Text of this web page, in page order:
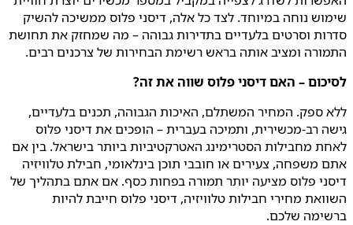
שימוש נוחה במיוחד. לצד כל אלה, דיסני פלוס ממשיכה להשיק
סדרות וסרטים בלעדיים בתדירות גבוהה – מה שמחזק את תחושת
התמורה ומציב אותה בראש רשימת הבחירות של צרכנים רבים.
לסיכום – האם דיסני פלוס שווה את זה?
ללא ספק. המחיר המשתלם, האיכות הגבוהה, תכנים בלעדיים,
גישה רב-מכשירית, ותמיכה בעברית – הופכים את דיסני פלוס
לאחת מחבילות הסטרימינג האטרקטיביות ביותר בישראל. בין אם
אתם משפחה, צעירים או חובבי תוכן בינלאומי, חבילת טלוויזיה
דיסני פלוס מציעה יותר תמורה בפחות כסף. אם אתם בתהליך של
השוואת מחירי חבילות טלוויזיה, דיסני פלוס חייבת להיות
ברשימה שלכם.